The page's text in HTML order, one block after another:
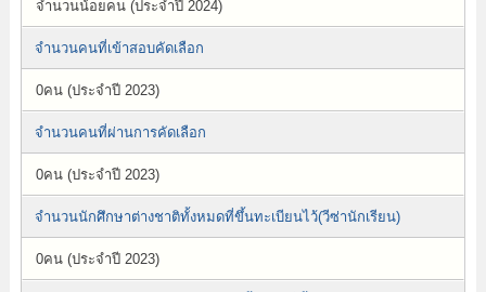
จำนวนน้อยคน (ประจำปี 2024)
จำนวนคนที่เข้าสอบคัดเลือก
0คน (ประจำปี 2023)
จำนวนคนที่ผ่านการคัดเลือก
0คน (ประจำปี 2023)
จำนวนนักศึกษาต่างชาติทั้งหมดที่ขึ้นทะเบียนไว้(วีซ่านักเรียน)
0คน (ประจำปี 2023)